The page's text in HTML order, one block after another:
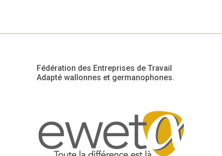
Fédération des Entreprises de Travail
Adapté wallonnes et germanophones.